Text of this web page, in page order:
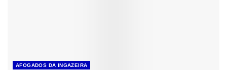
AFOGADOS DA INGAZEIRA